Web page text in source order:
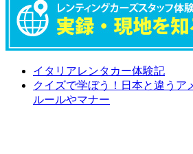
イタリアレンタカー体験記
クイズで学ぼう！日本と違うア
ルールやマナー